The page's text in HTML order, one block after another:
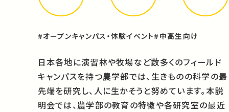
#オープンキャンパス・体験イベント#中高生向け
日本各地に演習林や牧場など数多くのフィールド
キャンパスを持つ農学部では、生きものの科学の最
先端を研究し、人に生かそうと努めています。本説
明会では、農学部の教育の特徴や各研究室の最近